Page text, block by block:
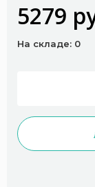
5279
На складе: 0